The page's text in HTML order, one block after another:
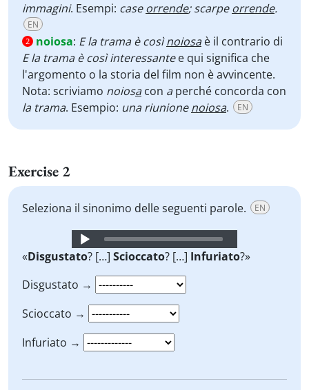
immagini. Esempi: caseorrende; scarpeorrende.
EN
2 noiosa: E la trama è cosìnoiosa è il contrario di
E la trama è così interessantee qui significa che
l'argomento o la storia del film non è avvincente.
Nota: scriviamo noiosa con aperché concorda con
la trama. Esempio: una riunionenoiosa. EN
Exercise 2
Seleziona il sinonimo delle seguenti parole. EN
Audio
Player
«Disgustato? […] Scioccato? […] Infuriato?»
Disgustato →
Scioccato →
Infuriato →